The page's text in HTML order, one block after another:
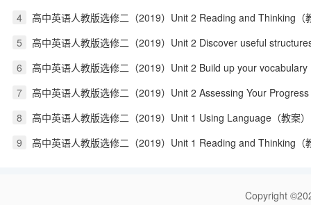
4
高中英语人教版选修二（2019）Unit 2 Reading and Thinking（
5
高中英语人教版选修二（2019）Unit 2 Discover useful
6
高中英语人教版选修二（2019）Unit 2 Build up your vocabulary
7
高中英语人教版选修二（2019）Unit 2 Assessing Your
8
高中英语人教版选修二（2019）Unit 1 Using Language（教案）
9
高中英语人教版选修二（2019）Unit 1 Reading and Thinking（
Copyright